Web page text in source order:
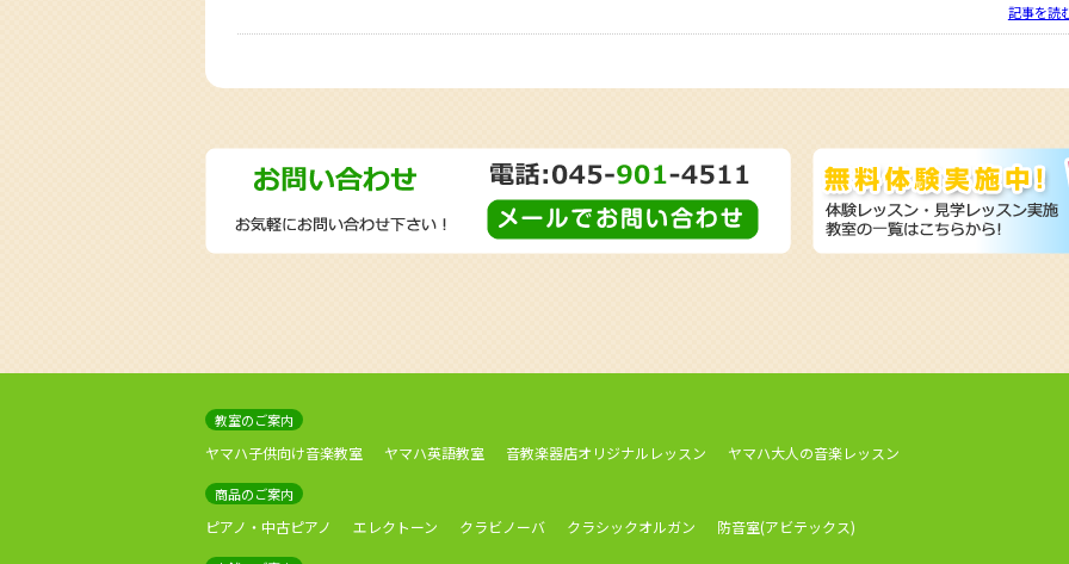
記事を読
教室のご案内
ヤマハ子供向け音楽教室 ヤマハ英語教室 音教楽器店オリジナルレッスン ヤマハ大人の音楽レッスン
商品のご案内
ピアノ・中古ピアノ エレクトーン クラビノーバ クラシックオルガン 防音室(アビテックス)